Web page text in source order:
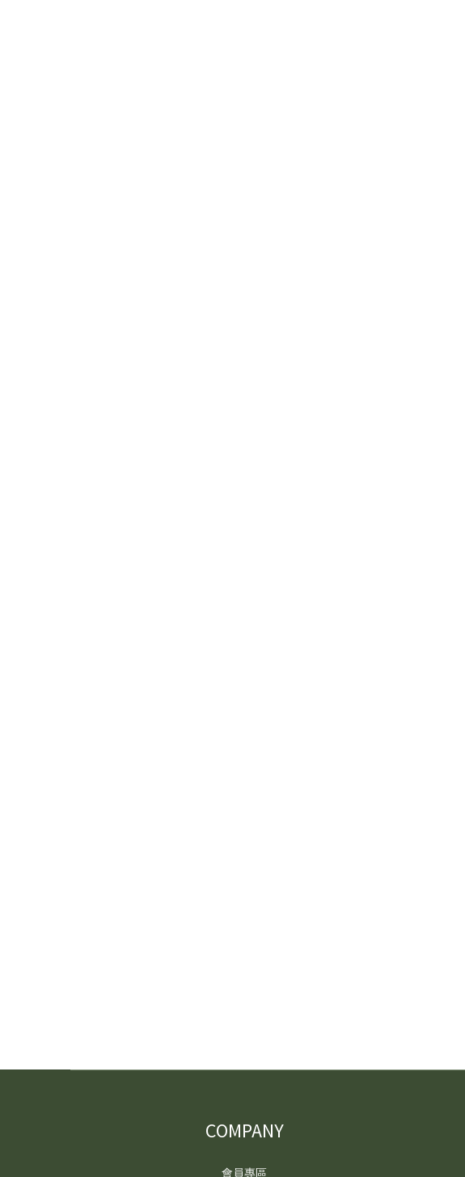
COMPANY
會員專區